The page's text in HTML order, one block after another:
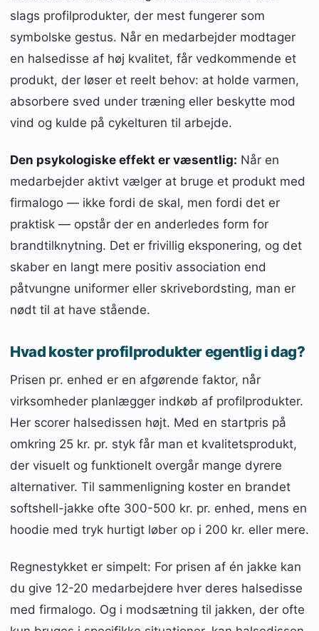
slags profilprodukter, der mest fungerer som
symbolske gestus. Når en medarbejder modtager
en halsedisse af høj kvalitet, får vedkommende et
produkt, der løser et reelt behov: at holde varmen,
absorbere sved under træning eller beskytte mod
vind og kulde på cykelturen til arbejde.
Den psykologiske effekt er væsentlig: Når en
medarbejder aktivt vælger at bruge et produkt med
firmalogo — ikke fordi de skal, men fordi det er
praktisk — opstår der en anderledes form for
brandtilknytning. Det er frivillig eksponering, og det
skaber en langt mere positiv association end
påtvungne uniformer eller skrivebordsting, man er
nødt til at have stående.
Hvad koster profilprodukter egentlig i dag?
Prisen pr. enhed er en afgørende faktor, når
virksomheder planlægger indkøb af profilprodukter.
Her scorer halsedissen højt. Med en startpris på
omkring 25 kr. pr. styk får man et kvalitetsprodukt,
der visuelt og funktionelt overgår mange dyrere
alternativer. Til sammenligning koster en brandet
softshell-jakke ofte 300-500 kr. pr. enhed, mens en
hoodie med tryk hurtigt løber op i 200 kr. eller mere.
Regnestykket er simpelt: For prisen af én jakke kan
du give 12-20 medarbejdere hver deres halsedisse
med firmalogo. Og i modsætning til jakken, der ofte